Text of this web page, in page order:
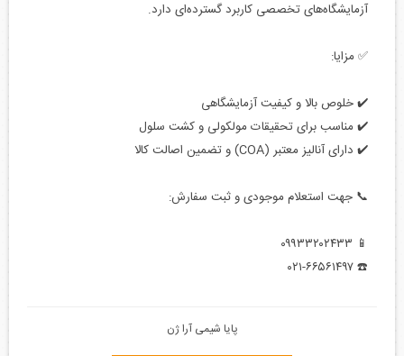
آزمایشگاه‌های تخصصی کاربرد گسترده‌ای دارد.
✅ مزایا:
✔️ خلوص بالا و کیفیت آزمایشگاهی
✔️ مناسب برای تحقیقات مولکولی و کشت سلول
✔️ دارای آنالیز معتبر (COA) و تضمین اصالت کالا
📞 جهت استعلام موجودی و ثبت سفارش:
📱 ۰۹۹۳۳۲۰۲۴۳۳
☎️ ۰۲۱-۶۶۵۶۱۴۹۷
پایا شیمی آرا ژن